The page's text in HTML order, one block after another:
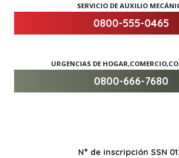
SERVICIO DE AUXILIO
0800-555-0465
URGENCIAS DE
0800-666-7680
N° de inscripción SSN